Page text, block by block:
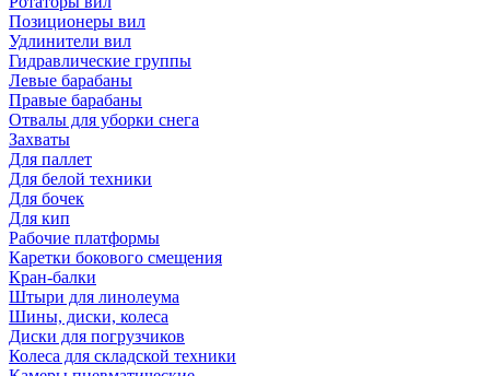
Позиционеры вил
Удлинители вил
Гидравлические группы
Левые барабаны
Правые барабаны
Отвалы для уборки снега
Захваты
Для паллет
Для белой техники
Для бочек
Для кип
Рабочие платформы
Каретки бокового смещения
Кран-балки
Штыри для линолеума
Шины, диски, колеса
Диски для погрузчиков
Колеса для складской техники